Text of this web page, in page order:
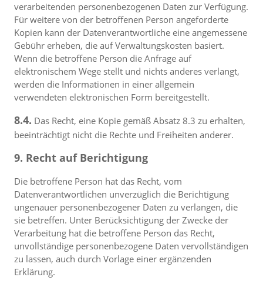
verarbeitenden personenbezogenen Daten zur Verfügung.
Für weitere von der betroffenen Person angeforderte
Kopien kann der Datenverantwortliche eine angemessene
Gebühr erheben, die auf Verwaltungskosten basiert.
Wenn die betroffene Person die Anfrage auf
elektronischem Wege stellt und nichts anderes verlangt,
werden die Informationen in einer allgemein
verwendeten elektronischen Form bereitgestellt.
8.4. Das Recht, eine Kopie gemäß Absatz 8.3 zu erhalten,
beeinträchtigt nicht die Rechte und Freiheiten anderer.
9. Recht auf Berichtigung
Die betroffene Person hat das Recht, vom
Datenverantwortlichen unverzüglich die Berichtigung
ungenauer personenbezogener Daten zu verlangen, die
sie betreffen. Unter Berücksichtigung der Zwecke der
Verarbeitung hat die betroffene Person das Recht,
unvollständige personenbezogene Daten vervollständigen
zu lassen, auch durch Vorlage einer ergänzenden
Erklärung.